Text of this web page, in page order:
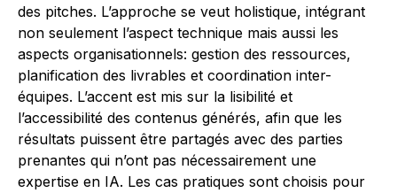
des pitches. L’approche se veut holistique, intégrant
non seulement l’aspect technique mais aussi les
aspects organisationnels: gestion des ressources,
planification des livrables et coordination inter-
équipes. L’accent est mis sur la lisibilité et
l’accessibilité des contenus générés, afin que les
résultats puissent être partagés avec des parties
prenantes qui n’ont pas nécessairement une
expertise en IA. Les cas pratiques sont choisis pour